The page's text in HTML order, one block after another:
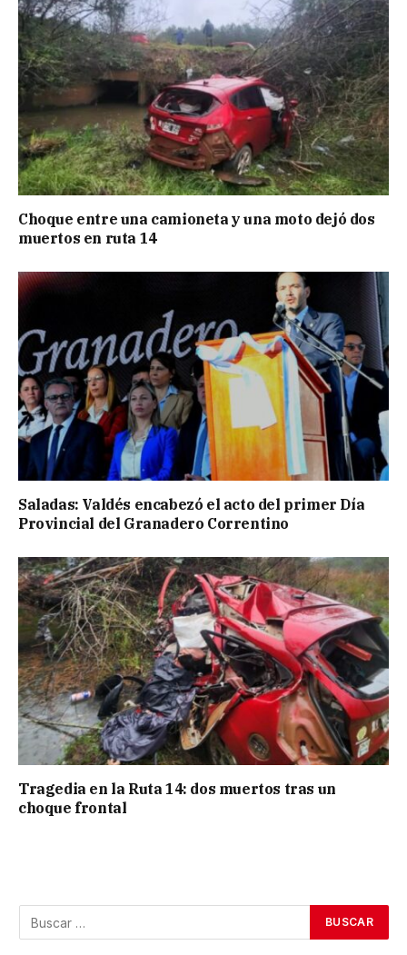
Choque entre una camioneta y una moto dejó dos
muertos en ruta 14
Saladas: Valdés encabezó el acto del primer Día
Provincial del Granadero Correntino
Tragedia en la Ruta 14: dos muertos tras un
choque frontal